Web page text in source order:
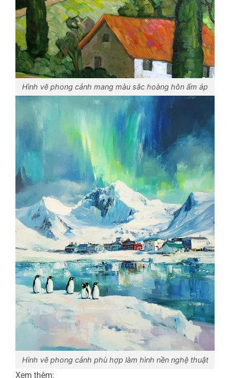
Hình vẽ phong cảnh mang màu sắc hoàng hôn ấm áp
Hình vẽ phong cảnh phù hợp làm hình nền nghệ thuật
Xem thêm: